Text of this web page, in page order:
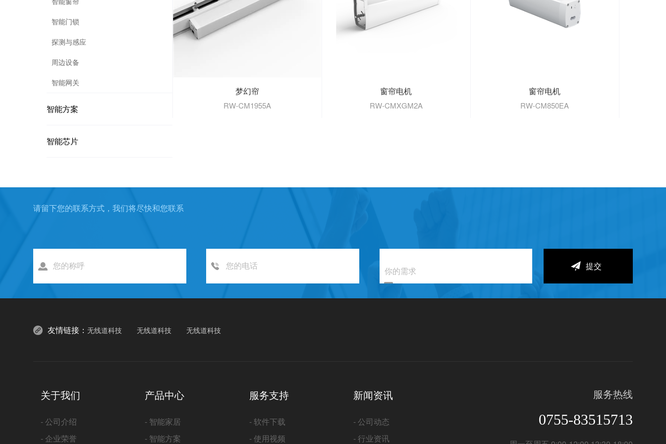
智能门锁
探测与感应
周边设备
智能网关
智能方案
智能芯片
梦幻帘
RW-CM1955A
窗帘电机
RW-CMXGM2A
窗帘电机
RW-CM850EA
请留下您的联系方式，我们将尽快和您联系
友情链接：无线道科技 无线道科技 无线道科技
关于我们
- 公司介绍
- 企业荣誉
产品中心
- 智能家居
- 智能方案
服务支持
- 软件下载
- 使用视频
新闻资讯
- 公司动态
- 行业资讯
服务热线
0755-83515713